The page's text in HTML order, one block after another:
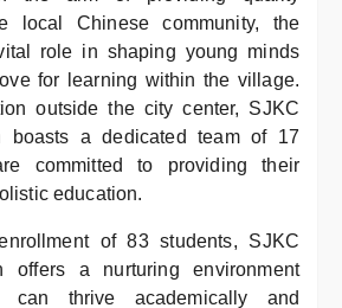
local Chinese community, the
role in shaping young minds
for learning within the village.
outside the city center, SJKC
boasts a dedicated team of 17
committed to providing their
education.
of 83 students, SJKC
offers a nurturing environment
can thrive academically and